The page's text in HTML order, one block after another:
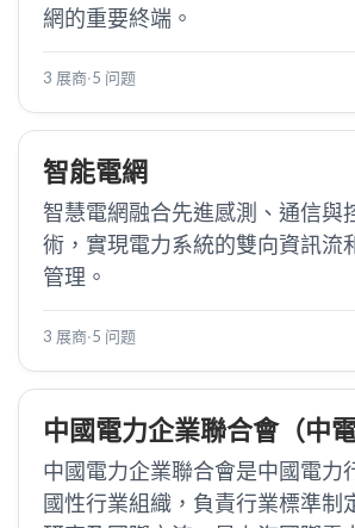
網的重要終端。
3 展商·5 问题
智能電網
智慧電網融合先進感測、通信與
術，實現電力系統的雙向資訊流
管理。
3 展商·5 问题
中國電力企業聯合會（中電
中國電力企業聯合會是中國電力
國性行業組織，負責行業標準制